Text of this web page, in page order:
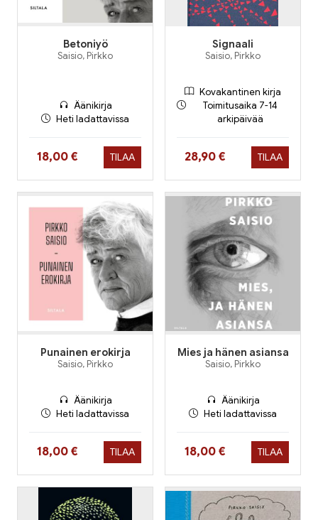
Betoniyö
Saisio, Pirkko
Äänikirja
Heti ladattavissa
Hinta nyt
18,00 € TILAA
Signaali
Saisio, Pirkko
Kovakantinen kirja
Toimitusaika 7-14
arkipäivää
Hinta nyt
28,90 € TILAA
Punainen erokirja
Saisio, Pirkko
Äänikirja
Heti ladattavissa
Hinta nyt
18,00 € TILAA
Mies ja hänen asiansa
Saisio, Pirkko
Äänikirja
Heti ladattavissa
Hinta nyt
18,00 € TILAA